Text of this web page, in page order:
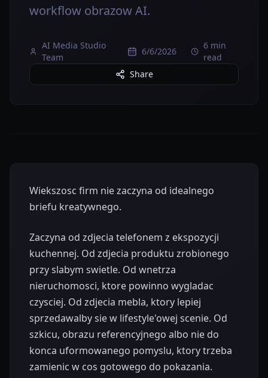
workflow obrazow AI.
AI Media Studio
Team
6/6/2026
6 min
read
Share
Wiekszosc firm nie zaczyna od idealnego
briefu kreatywnego.
Zaczyna od zdjecia telefonem z ekspozycji
kuchennej. Od zdjecia produktu zrobionego
przy slabym swietle. Od wnetrza
nieruchomosci, ktore powinno wygladac
czysciej. Od zdjecia mebla, ktory lepiej
sprzedawalby sie w lifestyle'owej scenie. Od
szkicu, obrazu referencyjnego albo nie do
konca uformowanego pomyslu, ktory trzeba
zamienic w cos gotowego do pokazania.